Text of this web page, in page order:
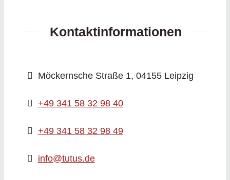
Kontaktinformationen
Möckernsche Straße 1, 04155 Leipzig
+49 341 58 32 98 40
+49 341 58 32 98 49
info@tutus.de